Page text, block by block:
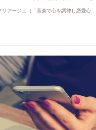
ショパン・マリアージュ（「音楽で心を調律し恋愛心理学でご縁を育てる」釧路市の結婚相談所）/ 全国結婚相談事業者連盟正規加盟店 / cherry-piano.com